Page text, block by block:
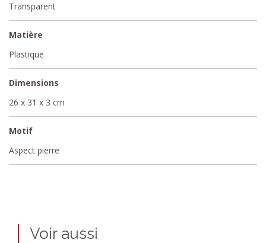
Transparent
Matière
Plastique
Dimensions
26 x 31 x 3 cm
Motif
Aspect pierre
Voir aussi